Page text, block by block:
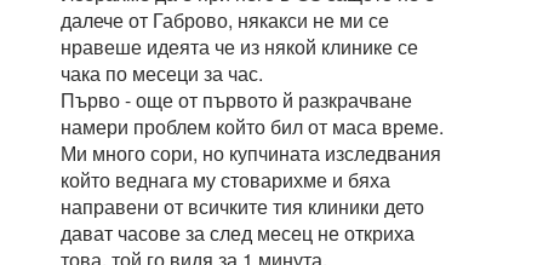
далече от Габрово, някакси не ми се
нравеше идеята че из някой клинике се
чака по месеци за час.
Първо - още от първото й разкрачване
намери проблем който бил от маса време.
Ми много сори, но купчината изследвания
който веднага му стоварихме и бяха
направени от всичките тия клиники дето
дават часове за след месец не откриха